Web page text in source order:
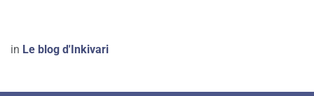
in Le blog d'Inkivari